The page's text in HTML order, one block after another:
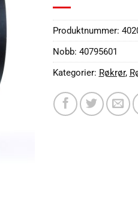
Produktnummer:
Nobb: 40795601
Kategorier: Røkrør,